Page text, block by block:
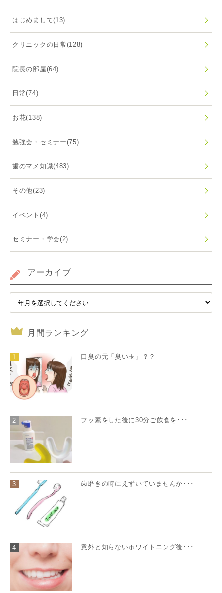
はじめまして(13)
クリニックの日常(128)
院長の部屋(64)
日常(74)
お花(138)
勉強会・セミナー(75)
歯のマメ知識(483)
その他(23)
イベント (4)
セミナー・学会(2)
アーカイブ
月間ランキング
1 口臭の元「臭い玉」？？
2 フッ素をした後に30分ご飲食を･･･
3 歯磨きの時にえずいていませんか･･･
4 意外と知らないホワイトニング後･･･